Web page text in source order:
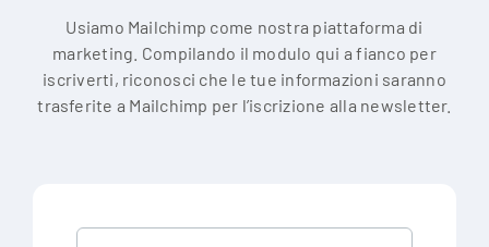
Usiamo Mailchimp come nostra piattaforma di
marketing. Compilando il modulo qui a fianco per
iscriverti, riconosci che le tue informazioni saranno
trasferite a Mailchimp per l’iscrizione alla newsletter.